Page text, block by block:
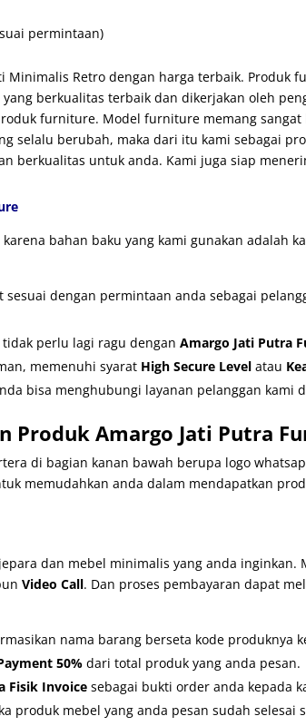
permintaan)
Minimalis Retro dengan harga terbaik. Produk
berkualitas terbaik dan dikerjakan oleh
furniture. Model furniture memang
selalu berubah, maka dari itu kami sebagai
berkualitas untuk anda. Kami juga siap
bahan baku yang kami gunakan adalah
dengan permintaan anda sebagai
perlu lagi ragu dengan Amargo Jati Putra
memenuhi syarat High Secure Level atau
bisa menghubungi layanan pelanggan kami
Produk Amargo Jati Putra
di bagian kanan bawah berupa logo
memudahkan anda dalam mendapatkan
dan mebel minimalis yang anda inginkan.
Video Call. Dan proses pembayaran dapat
nama barang berseta kode produknya
50% dari total produk yang anda pesan.
Fisik Invoice sebagai bukti order anda kepada
produk mebel yang anda pesan sudah